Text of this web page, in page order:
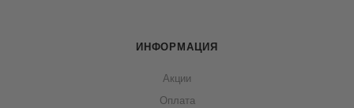
ИНФОРМАЦИЯ
Акции
Оплата